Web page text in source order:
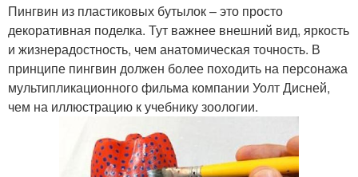
Пингвин из пластиковых бутылок – это просто
декоративная поделка. Тут важнее внешний вид, яркость
и жизнерадостность, чем анатомическая точность. В
принципе пингвин должен более походить на персонажа
мультипликационного фильма компании Уолт Дисней,
чем на иллюстрацию к учебнику зоологии.